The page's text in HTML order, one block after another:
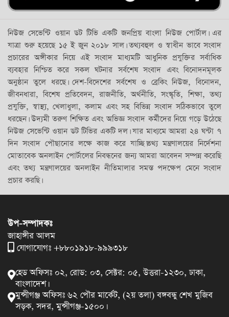
নিউজ সেভেন্টি ওয়ান ডট টিভি একটি জনপ্রিয় বাংলা নিউজ পোর্টাল। এর
যাত্রা শুরু হয়েছে ১৫ ই জুন ২০১৮ সাল। তথ্যবহুল ও স্বাধীন ভাবে সংবাদ
প্রচারের অঙ্গীকার নিয়ে এই সংবাদ মাধ্যমটি আধুনিক প্রযুক্তির সর্বাধিক
ব্যবহার নিশ্চিত করে সকল ঘটনার সর্বশেষ সংবাদ এবং বিনোদনমূলক
অনুষ্ঠান তুলে ধরছে। দেশ-বিদেশের সর্বশেষ ও ব্রেকিং নিউজ, বিনোদন,
জীবনধারা, বিশেষ প্রতিবেদন, রাজনীতি, অর্থনীতি, সংস্কৃতি, শিক্ষা, তথ্য
প্রযুক্তি, স্বাস্থ্য, খেলাধুলা, কলাম এবং সহ বিভিন্ন সংবাদ সঠিকভাবে তুলে
ধরছেন। উদ্যমী তরুণ শিক্ষিত এবং অভিজ্ঞ সংবাদ কর্মীদের নিয়ে গড়ে উঠেছে
নিউজ সেভেন্টি ওয়ান ডট টিভির একটি দল। যার মাধ্যমে আমরা ২৪ ঘন্টা ৭
দিন সংবাদ পৌছানোর লক্ষে কাজ করে যাচ্ছি।তথ্য মন্ত্রণালয়ের নির্দেশনা
মোতাবেক অনলাইন পোর্টালের নিবন্ধনের জন্য আমরা আবেদন সম্পন্ন করেছি
এবং তথ্য মন্ত্রণালয়ের অনলাইন নীতিমালার সমস্ত পদক্ষেপ মেনে সংবাদ
প্রচার করছি।
উপ-সম্পাদকঃ
জাহাঙ্গীর আলম
যোগাযোগঃ +৮৮০১৯১৮-৯৯৯৩১৮
হেড অফিসঃ ০২, রোড: ০৩, সেক্টর: ০৫, উত্তরা-১২৩০, ঢাকা,
বাংলাদেশ।
মুন্সীগঞ্জ অফিসঃ ৬২ পৌর মার্কেট, (২য় তলা) বঙ্গবন্ধু শেখ মুজিব
সড়ক, সদর, মুন্সীগঞ্জ-১৫০০।